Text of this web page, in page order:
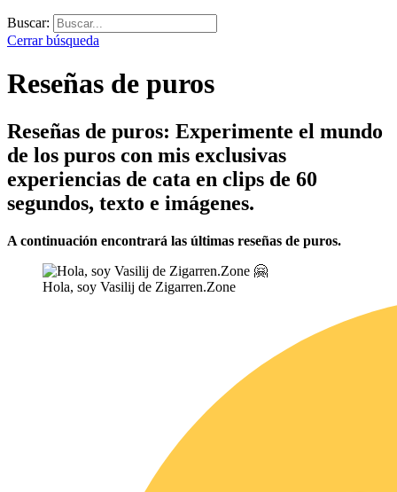
Buscar:
Cerrar búsqueda
Reseñas de puros
Reseñas de puros: Experimente el mundo
de los puros con mis exclusivas
experiencias de cata en clips de 60
segundos, texto e imágenes.
A continuación encontrará las últimas reseñas de puros.
Hola, soy Vasilij de Zigarren.Zone